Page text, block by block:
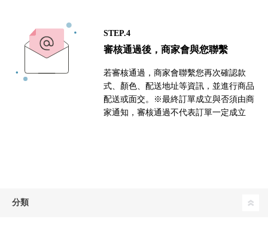
STEP.4
審核通過後，商家會與您聯繫
若審核通過，商家會聯繫您再次確認款
式、顏色、配送地址等資訊，並進行商品
配送或面交。※最終訂單成立與否須由商
家通知，審核通過不代表訂單一定成立
分類